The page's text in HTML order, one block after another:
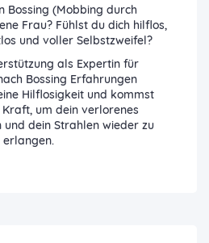
Bossing (Mobbing durch
Frau? Fühlst du dich hilflos,
und voller Selbstzweifel?
als Expertin für
Bossing Erfahrungen
Hilflosigkeit und kommst
um dein verlorenes
und dein Strahlen wieder zu
erlangen.